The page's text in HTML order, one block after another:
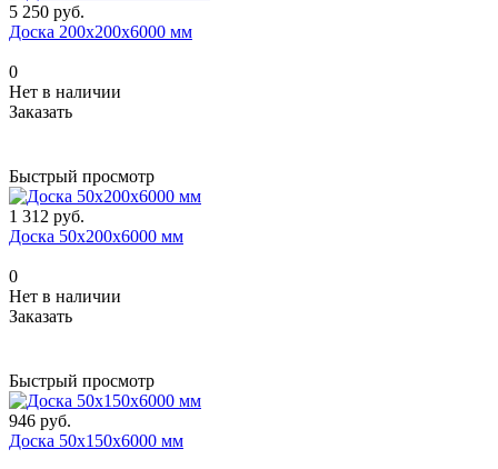
5 250 руб.
Доска 200х200х6000 мм
0
Нет в наличии
Заказать
Быстрый просмотр
1 312 руб.
Доска 50х200х6000 мм
0
Нет в наличии
Заказать
Быстрый просмотр
946 руб.
Доска 50х150х6000 мм